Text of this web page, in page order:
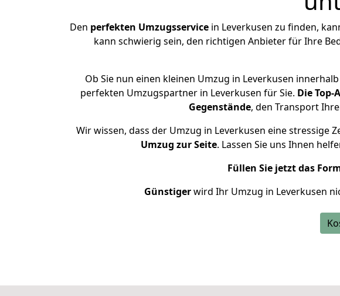
Den perfekten Umzugsservice in Leverkusen zu finden,
kann schwierig sein, den richtigen Anbieter für Ihre
Ob Sie nun einen kleinen Umzug in Leverkusen
perfekten Umzugspartner in Leverkusen für Sie. Die Top-
Gegenstände, den Transport
Wir wissen, dass der Umzug in Leverkusen eine stressige
Umzug zur Seite. Lassen Sie uns Ihnen
Füllen Sie jetzt das
Günstigerwird Ihr Umzug in Leverkusen